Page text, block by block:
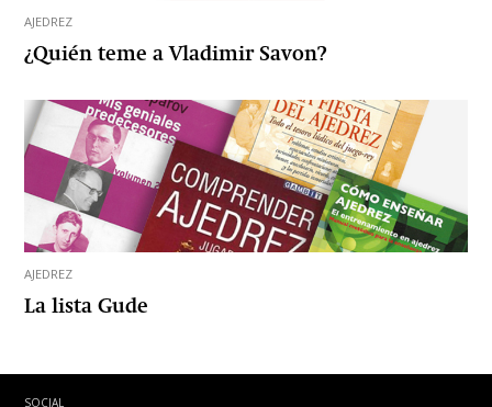
AJEDREZ
¿Quién teme a Vladimir Savon?
AJEDREZ
La lista Gude
SOCIAL